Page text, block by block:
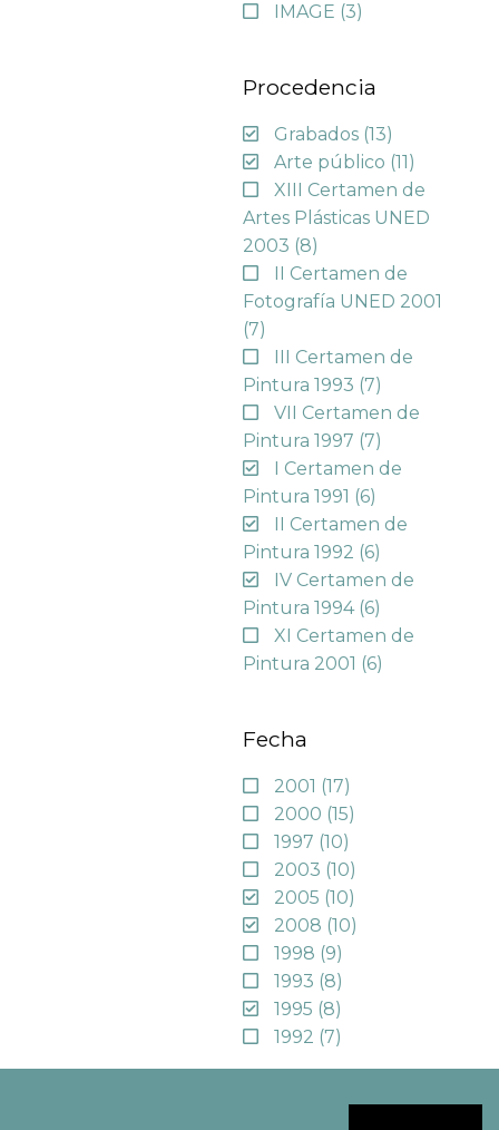
IMAGE (3)
Procedencia
Grabados (13)
Arte público (11)
XIII Certamen de
Artes Plásticas UNED
2003 (8)
II Certamen de
Fotografía UNED 2001
(7)
III Certamen de
Pintura 1993 (7)
VII Certamen de
Pintura 1997 (7)
I Certamen de
Pintura 1991 (6)
II Certamen de
Pintura 1992 (6)
IV Certamen de
Pintura 1994 (6)
XI Certamen de
Pintura 2001 (6)
Fecha
2001 (17)
2000 (15)
1997 (10)
2003 (10)
2005 (10)
2008 (10)
1998 (9)
1993 (8)
1995 (8)
1992 (7)